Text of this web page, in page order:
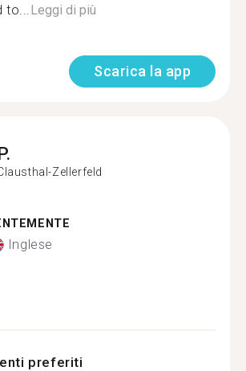
Leggi di più
Scarica la app
Zellerfeld
Inglese
preferiti